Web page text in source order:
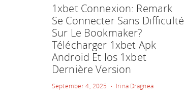
1xbet Connexion: Remark
Se Connecter Sans Difficulté
Sur Le Bookmaker?
Télécharger 1xbet Apk
Android Et Ios 1xbet
Dernière Version
September 4, 2025 • Irina Dragnea